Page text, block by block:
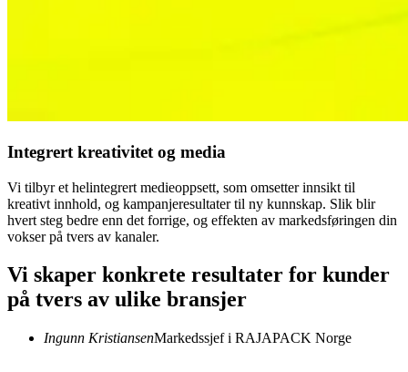
Integrert kreativitet og media
Vi tilbyr et helintegrert medieoppsett, som omsetter innsikt til
kreativt innhold, og kampanjeresultater til ny kunnskap. Slik blir
hvert steg bedre enn det forrige, og effekten av markedsføringen din
vokser på tvers av kanaler.
Vi skaper konkrete resultater for kunder
på tvers av ulike bransjer
Ingunn KristiansenMarkedssjef i RAJAPACK Norge